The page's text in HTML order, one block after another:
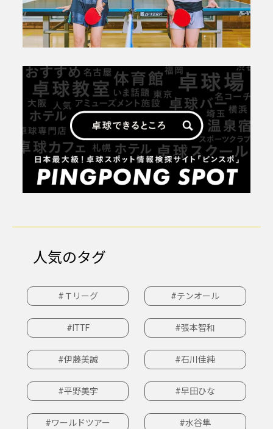
人気のタグ
#Ｔリーグ #テンオール
#ITTF #張本智和
#伊藤美誠 #石川佳純
#平野美宇 #早田ひな
#ワールドツアー #水谷隼